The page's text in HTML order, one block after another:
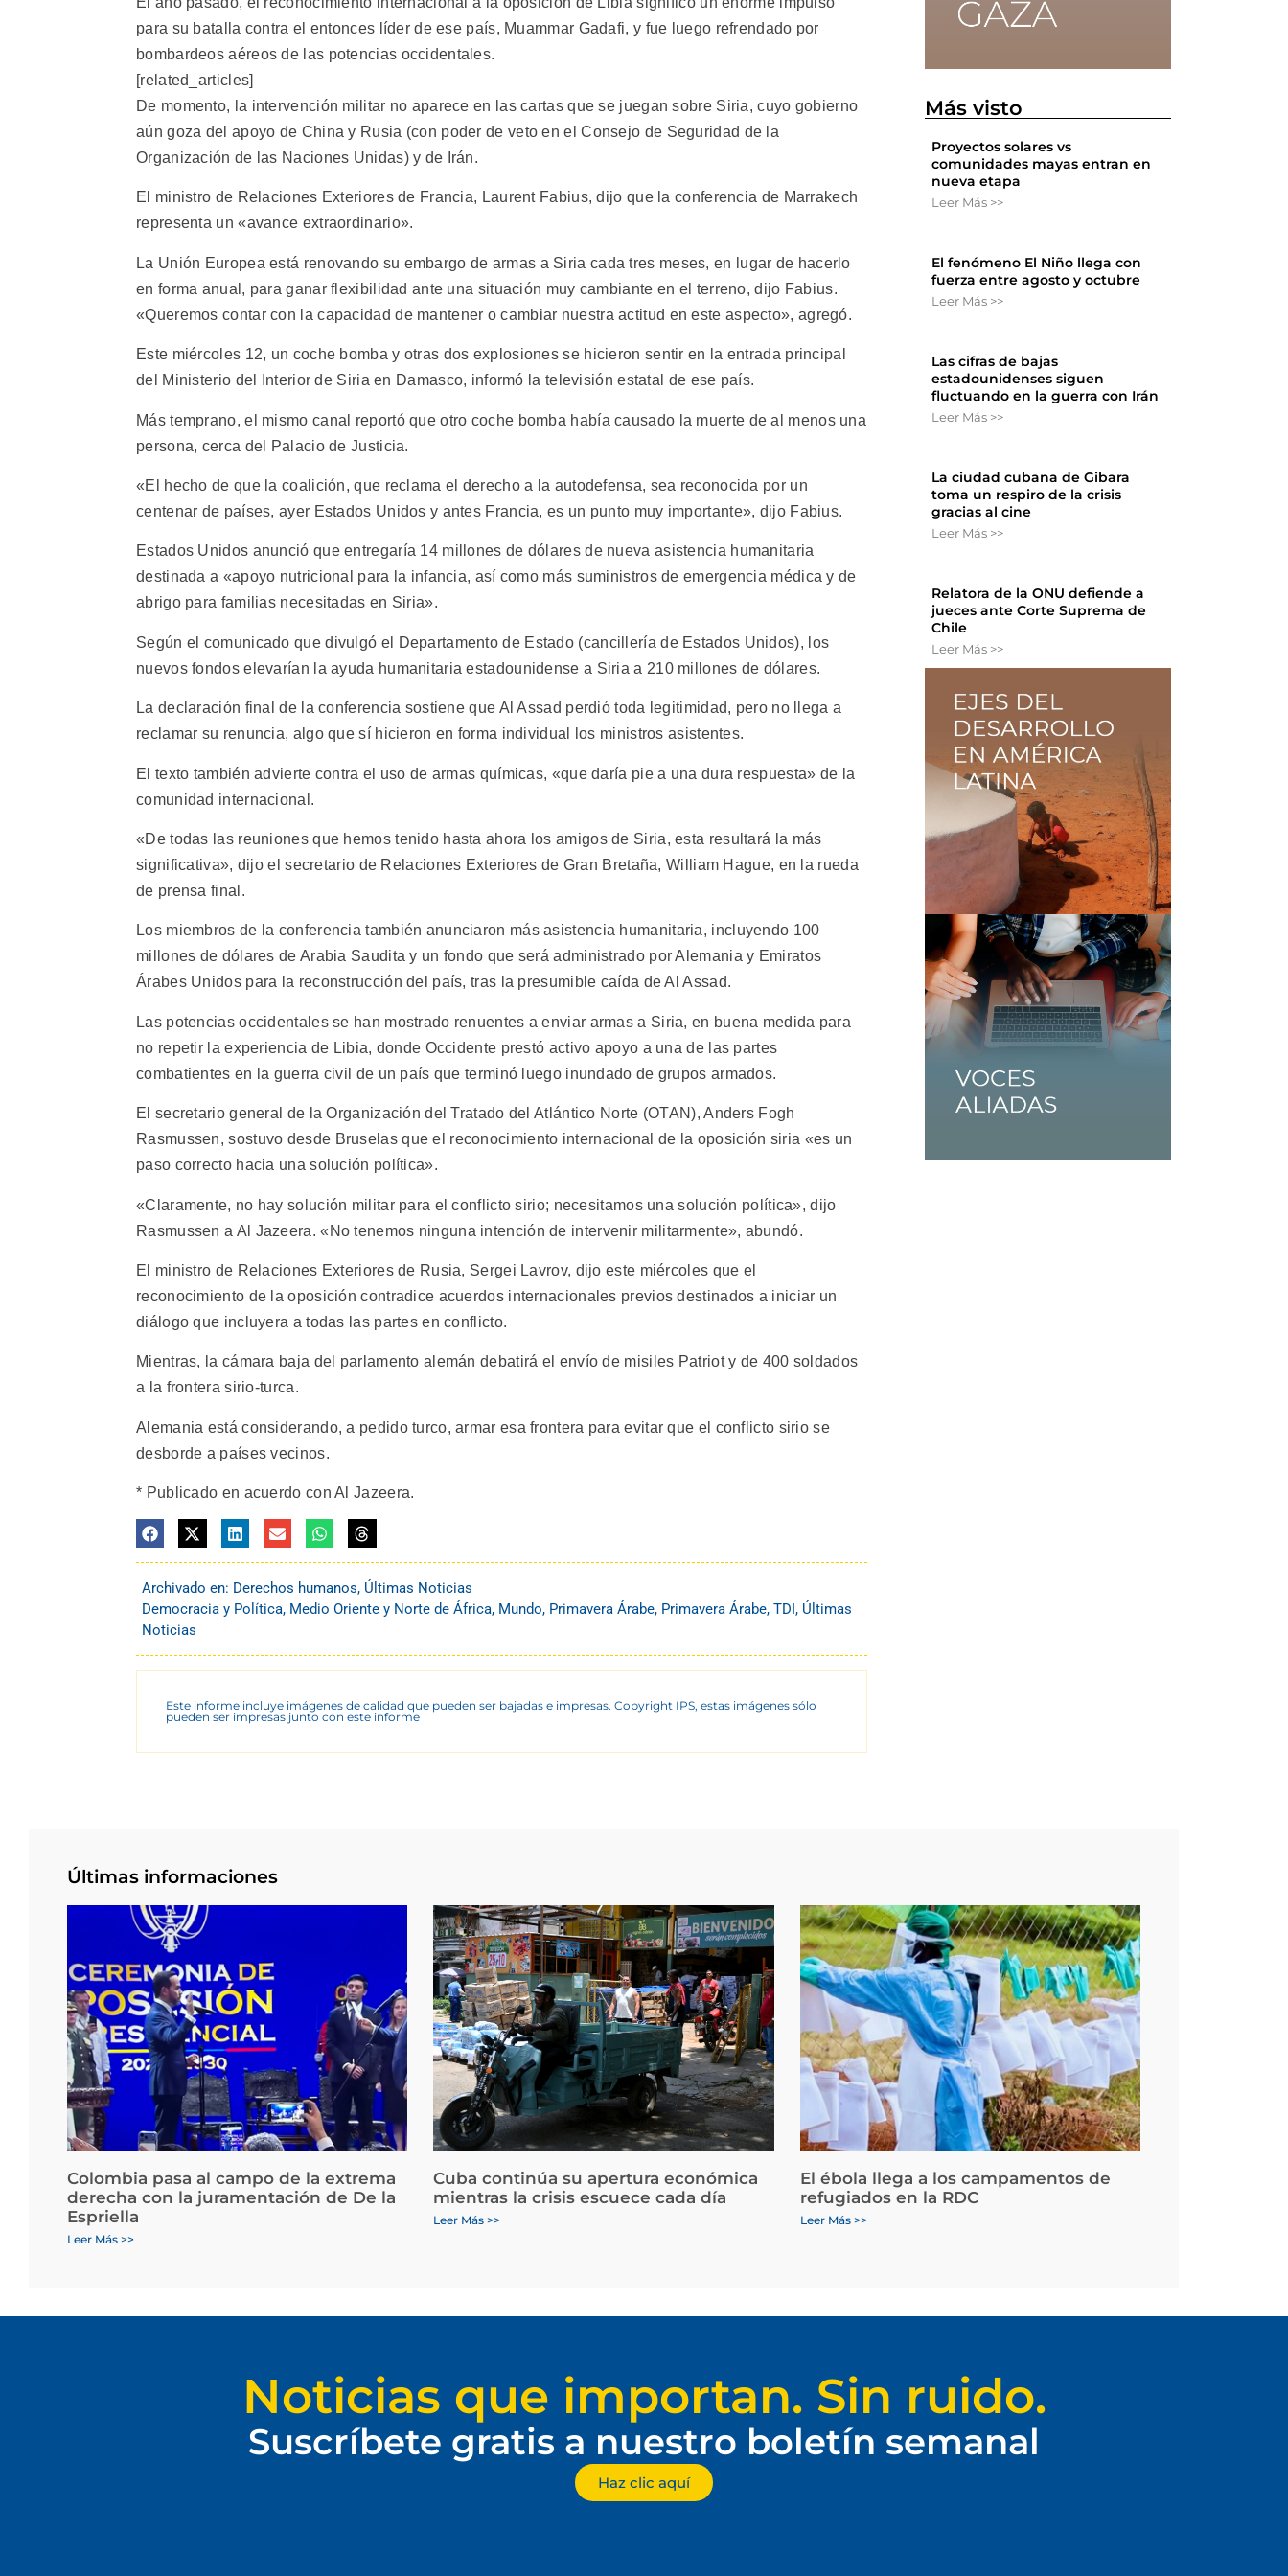
para su batalla contra el entonces líder de ese país, Muammar Gadafi, y fue luego refrendado por
bombardeos aéreos de las potencias occidentales.
[related_articles]
De momento, la intervención militar no aparece en las cartas que se juegan sobre Siria, cuyo gobierno
aún goza del apoyo de China y Rusia (con poder de veto en el Consejo de Seguridad de la
Organización de las Naciones Unidas) y de Irán.
El ministro de Relaciones Exteriores de Francia, Laurent Fabius, dijo que la conferencia de Marrakech
representa un «avance extraordinario».
La Unión Europea está renovando su embargo de armas a Siria cada tres meses, en lugar de hacerlo
en forma anual, para ganar flexibilidad ante una situación muy cambiante en el terreno, dijo Fabius.
«Queremos contar con la capacidad de mantener o cambiar nuestra actitud en este aspecto», agregó.
Este miércoles 12, un coche bomba y otras dos explosiones se hicieron sentir en la entrada principal
del Ministerio del Interior de Siria en Damasco, informó la televisión estatal de ese país.
Más temprano, el mismo canal reportó que otro coche bomba había causado la muerte de al menos una
persona, cerca del Palacio de Justicia.
«El hecho de que la coalición, que reclama el derecho a la autodefensa, sea reconocida por un
centenar de países, ayer Estados Unidos y antes Francia, es un punto muy importante», dijo Fabius.
Estados Unidos anunció que entregaría 14 millones de dólares de nueva asistencia humanitaria
destinada a «apoyo nutricional para la infancia, así como más suministros de emergencia médica y de
abrigo para familias necesitadas en Siria».
Según el comunicado que divulgó el Departamento de Estado (cancillería de Estados Unidos), los
nuevos fondos elevarían la ayuda humanitaria estadounidense a Siria a 210 millones de dólares.
La declaración final de la conferencia sostiene que Al Assad perdió toda legitimidad, pero no llega a
reclamar su renuncia, algo que sí hicieron en forma individual los ministros asistentes.
El texto también advierte contra el uso de armas químicas, «que daría pie a una dura respuesta» de la
comunidad internacional.
«De todas las reuniones que hemos tenido hasta ahora los amigos de Siria, esta resultará la más
significativa», dijo el secretario de Relaciones Exteriores de Gran Bretaña, William Hague, en la rueda
de prensa final.
Los miembros de la conferencia también anunciaron más asistencia humanitaria, incluyendo 100
millones de dólares de Arabia Saudita y un fondo que será administrado por Alemania y Emiratos
Árabes Unidos para la reconstrucción del país, tras la presumible caída de Al Assad.
Las potencias occidentales se han mostrado renuentes a enviar armas a Siria, en buena medida para
no repetir la experiencia de Libia, donde Occidente prestó activo apoyo a una de las partes
combatientes en la guerra civil de un país que terminó luego inundado de grupos armados.
El secretario general de la Organización del Tratado del Atlántico Norte (OTAN), Anders Fogh
Rasmussen, sostuvo desde Bruselas que el reconocimiento internacional de la oposición siria «es un
paso correcto hacia una solución política».
«Claramente, no hay solución militar para el conflicto sirio; necesitamos una solución política», dijo
Rasmussen a Al Jazeera. «No tenemos ninguna intención de intervenir militarmente», abundó.
El ministro de Relaciones Exteriores de Rusia, Sergei Lavrov, dijo este miércoles que el
reconocimiento de la oposición contradice acuerdos internacionales previos destinados a iniciar un
diálogo que incluyera a todas las partes en conflicto.
Mientras, la cámara baja del parlamento alemán debatirá el envío de misiles Patriot y de 400 soldados
a la frontera sirio-turca.
Alemania está considerando, a pedido turco, armar esa frontera para evitar que el conflicto sirio se
desborde a países vecinos.
* Publicado en acuerdo con Al Jazeera.
Archivado en: Derechos humanos, Últimas Noticias
Democracia y Política, Medio Oriente y Norte de África, Mundo, Primavera Árabe, Primavera Árabe, TDI, Últimas
Noticias
Este informe incluye imágenes de calidad que pueden ser bajadas e impresas. Copyright IPS, estas imágenes sólo
pueden ser impresas junto con este informe
Más visto
Proyectos solares vs
comunidades mayas entran en
nueva etapa
Leer Más >>
El fenómeno El Niño llega con
fuerza entre agosto y octubre
Leer Más >>
Las cifras de bajas
estadounidenses siguen
fluctuando en la guerra con Irán
Leer Más >>
La ciudad cubana de Gibara
toma un respiro de la crisis
gracias al cine
Leer Más >>
Relatora de la ONU defiende a
jueces ante Corte Suprema de
Chile
Leer Más >>
Últimas informaciones
Colombia pasa al campo de la extrema
derecha con la juramentación de De la
Espriella
Leer Más >>
Cuba continúa su apertura económica
mientras la crisis escuece cada día
Leer Más >>
El ébola llega a los campamentos de
refugiados en la RDC
Leer Más >>
Noticias que importan. Sin ruido.
Suscríbete gratis a nuestro boletín semanal
Haz clic aquí